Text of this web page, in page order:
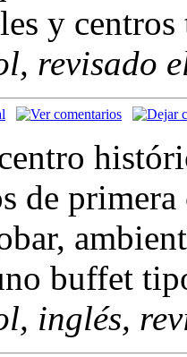
y
revisado
de
buffet
inglés,